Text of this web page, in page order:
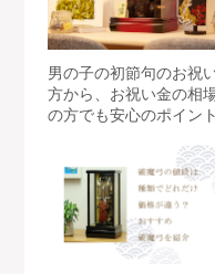
男の子の初節句のお祝
方から、お祝い金の相
の方でも安心のポイン